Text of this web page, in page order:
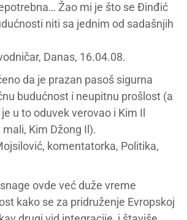
Žao mi je što se Đinđić
niti sa jednim od sadašnjih
Danas, 16.04.08.
da je prazan pasoš sigurna
budućnost i neupitnu prošlost (a
u to oduvek verovao i Kim Il
Kim Džong Il).
komentatorka, Politika,
ovde već duže vreme
kako se za pridruženje Evropskoj